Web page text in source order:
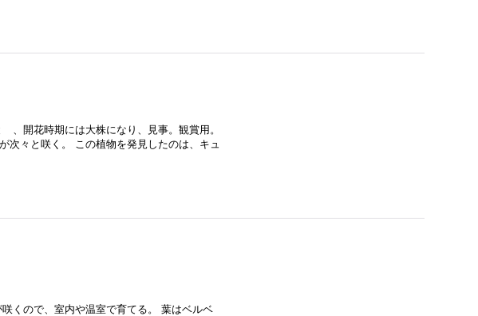
開花時期には大株になり、見事。観賞用。
次々と咲く。 この植物を発見したのは、キュ
くので、室内や温室で育てる。 葉はベルベ